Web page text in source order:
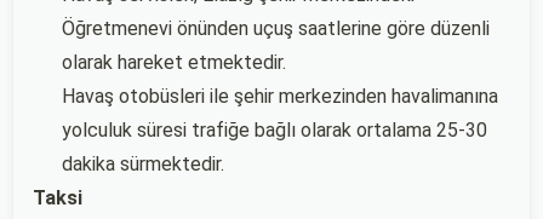
Öğretmenevi önünden uçuş saatlerine göre düzenli
olarak hareket etmektedir.
Havaş otobüsleri ile şehir merkezinden havalimanına
yolculuk süresi trafiğe bağlı olarak ortalama 25-30
dakika sürmektedir.
Taksi